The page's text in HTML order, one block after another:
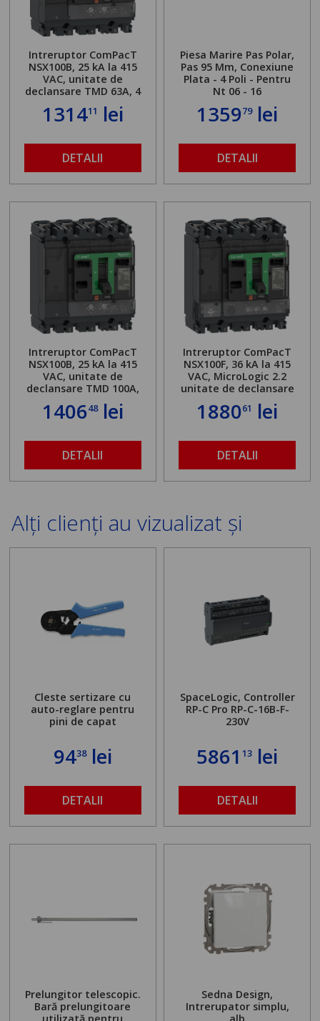
Intreruptor ComPacT
NSX100B, 25 kA la 415
VAC, unitate de
declansare TMD 63A, 4
131411 lei
DETALII
Piesa Marire Pas Polar,
Pas 95 Mm, Conexiune
Plata - 4 Poli - Pentru
Nt 06 - 16
135979lei
DETALII
Intreruptor ComPacT
NSX100B, 25 kA la 415
VAC, unitate de
declansare TMD 100A,
140648lei
DETALII
Intreruptor ComPacT
NSX100F, 36 kA la 415
VAC, MicroLogic 2.2
unitate de declansare
100A, 4 poli 4d
188061 lei
DETALII
Alți clienți au vizualizat și
Cleste sertizare cu
auto-reglare pentru
pini de capat
9438lei
DETALII
SpaceLogic, Controller
RP-C Pro RP-C-16B-F-
230V
586113 lei
DETALII
Prelungitor telescopic.
Bară prelungitoare
Sedna Design,
Intrerupator simplu,